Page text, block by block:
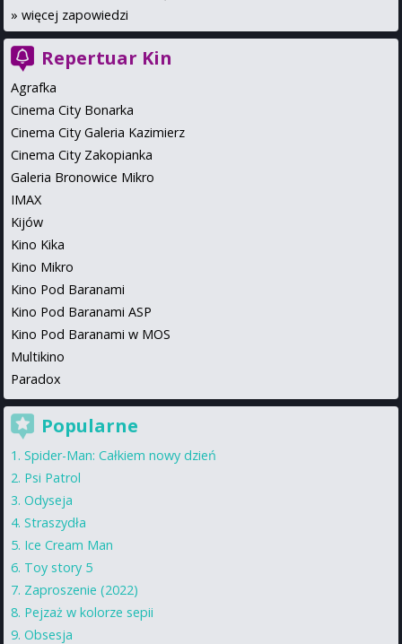
» więcej zapowiedzi
Repertuar Kin
Agrafka
Cinema City Bonarka
Cinema City Galeria Kazimierz
Cinema City Zakopianka
Galeria Bronowice Mikro
IMAX
Kijów
Kino Kika
Kino Mikro
Kino Pod Baranami
Kino Pod Baranami ASP
Kino Pod Baranami w MOS
Multikino
Paradox
Popularne
Spider-Man: Całkiem nowy dzień
Psi Patrol
Odyseja
Straszydła
Ice Cream Man
Toy story 5
Zaproszenie (2022)
Pejzaż w kolorze sepii
Obsesja